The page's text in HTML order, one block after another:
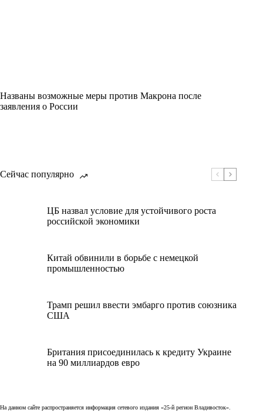
Названы возможные меры против Макрона после
заявления о России
Сейчас популярно
ЦБ назвал условие для устойчивого роста
российской экономики
Китай обвинили в борьбе с немецкой
промышленностью
Трамп решил ввести эмбарго против союзника
США
Британия присоединилась к кредиту Украине
на 90 миллиардов евро
На данном сайте распространяется информация сетевого издания «25-й регион Владивосток».